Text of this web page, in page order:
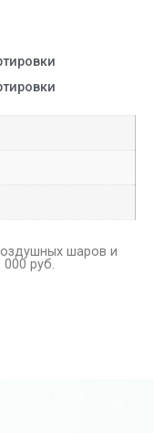
шаров и
руб.